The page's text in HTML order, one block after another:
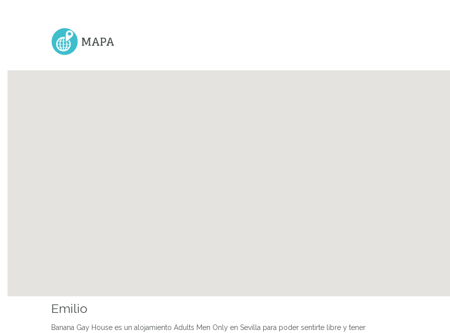
MAPA
Emilio
Banana Gay House es un alojamiento Adults Men Only en Sevilla para poder sentirte libre y tener